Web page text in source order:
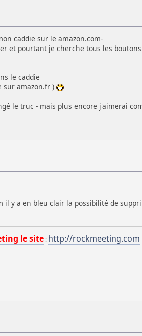
caddie sur le amazon.com-
et pourtant je cherche tous les
le caddie
sur amazon.fr )
le truc - mais plus encore j'aimerai
il y a en bleu clair la possibilité de
le site: http://rockmeeting.com